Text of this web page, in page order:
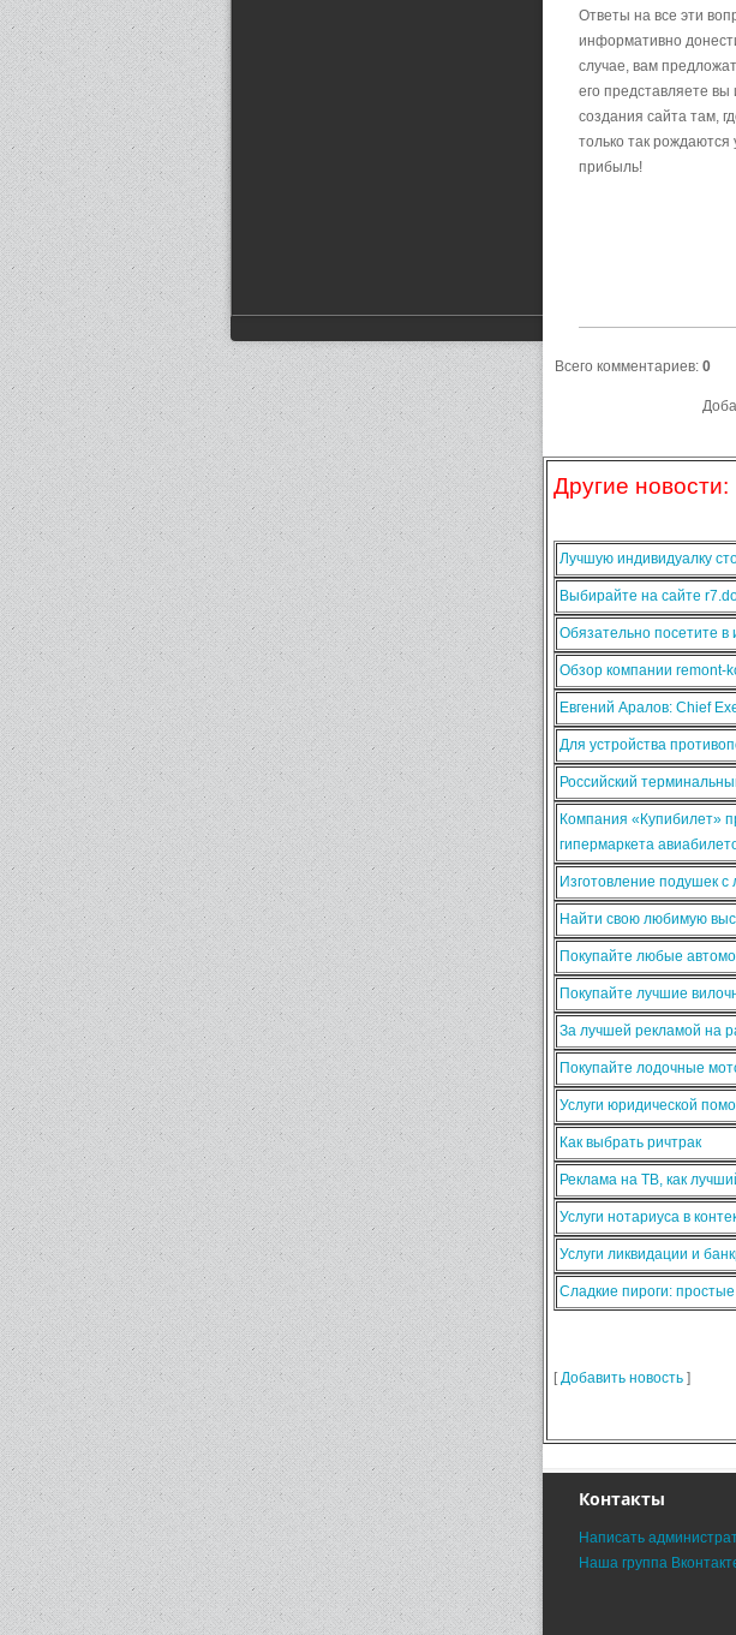
Ответы на все эти
информативно
случае, вам
его представляете
создания сайта там,
только так
прибыль!
Всего комментариев: 0
Другие новости:
Лучшую индивидуалку
Выбирайте на сайте
Обязательно посетите в
Обзор компании remont-
Евгений Аралов: Chief
Для устройства
Российский
Компания «Купибилет»
гипермаркета
Изготовление подушек с
Найти свою любимую
Покупайте любые
Покупайте лучшие
За лучшей рекламой на
Покупайте лодочные
Услуги юридической
Как выбрать ричтрак
Реклама на ТВ, как
Услуги нотариуса в
Услуги ликвидации и
Сладкие пироги:
[ Добавить новость ]
Контакты
Написать
Наша группа